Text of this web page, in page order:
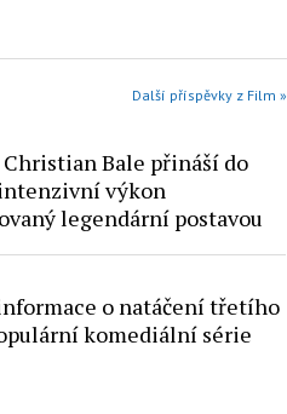
Další příspěvky z Film »
Bale přináší do
výkon
legendární postavou
o natáčení třetího
komediální série